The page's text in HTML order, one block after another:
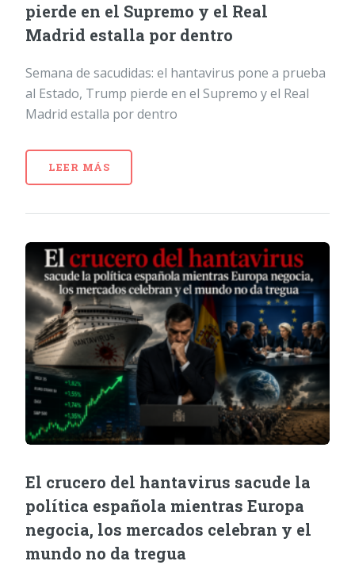
pierde en el Supremo y el Real
Madrid estalla por dentro
Semana de sacudidas: el hantavirus pone a prueba
al Estado, Trump pierde en el Supremo y el Real
Madrid estalla por dentro
LEER MÁS
El crucero del hantavirus sacude la
política española mientras Europa
negocia, los mercados celebran y el
mundo no da tregua